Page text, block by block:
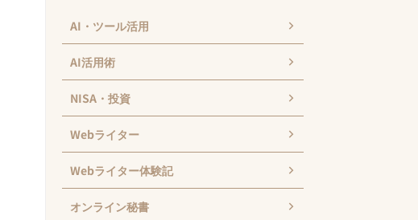
AI・ツール活用
AI活用術
NISA・投資
Webライター
Webライター体験記
オンライン秘書